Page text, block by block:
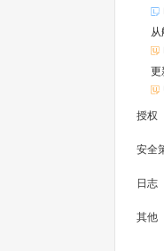
更
授权
安全
日志
其他